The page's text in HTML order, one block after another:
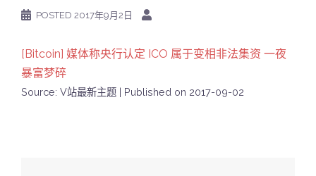
POSTED 2017年9月2日
[Bitcoin] 媒体称央行认定 ICO 属于变相非法集资 一夜
暴富梦碎
Source: V站最新主题 Published on 2017-09-02